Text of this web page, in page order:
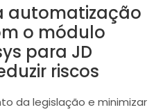
automatização
o módulo
para JD
riscos
da legislação e minimizar